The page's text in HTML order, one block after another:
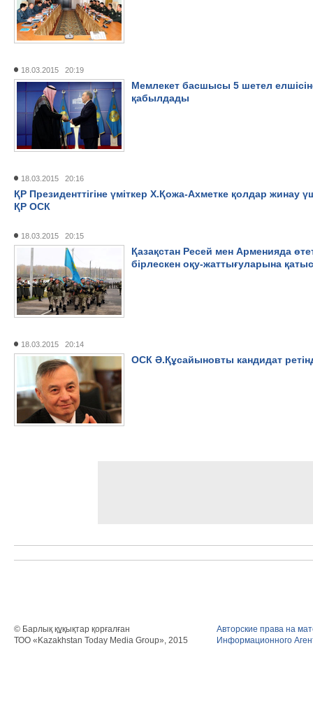
18.03.2015 20:19
Мемлекет басшысы 5 шетел
қабылдады
18.03.2015 20:16
ҚР Президенттігіне үміткер Х.Қожа-Ахметке қолдар жинау
ҚР ОСК
18.03.2015 20:15
Қазақстан Ресей мен Арменияда
бірлескен оқу-жаттығуларына
18.03.2015 20:14
ОСК Ә.Құсайыновты кандидат
© Барлық құқықтар қорғалған
ТОО «Kazakhstan Today Media Group», 2015
Авторские права на
Информационного